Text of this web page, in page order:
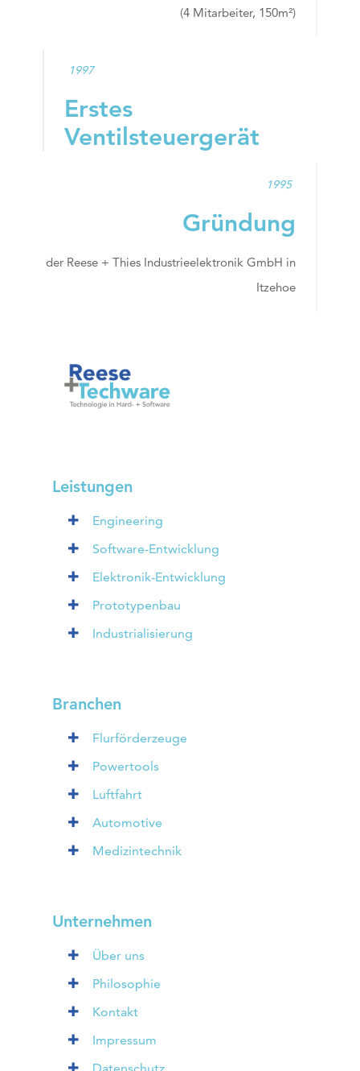
(4 Mitarbeiter, 150m²)
1997
Erstes
Ventilsteuergerät
1995
Gründung
der Reese + Thies Industrieelektronik GmbH in
Itzehoe
Leistungen
Engineering
Software-Entwicklung
Elektronik-Entwicklung
Prototypenbau
Industrialisierung
Branchen
Flurförderzeuge
Powertools
Luftfahrt
Automotive
Medizintechnik
Unternehmen
Über uns
Philosophie
Kontakt
Impressum
Datenschutz